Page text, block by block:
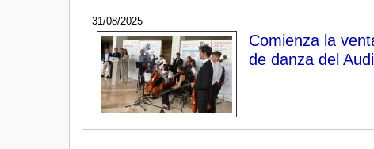
31/08/2025
Comienza la
de danza del